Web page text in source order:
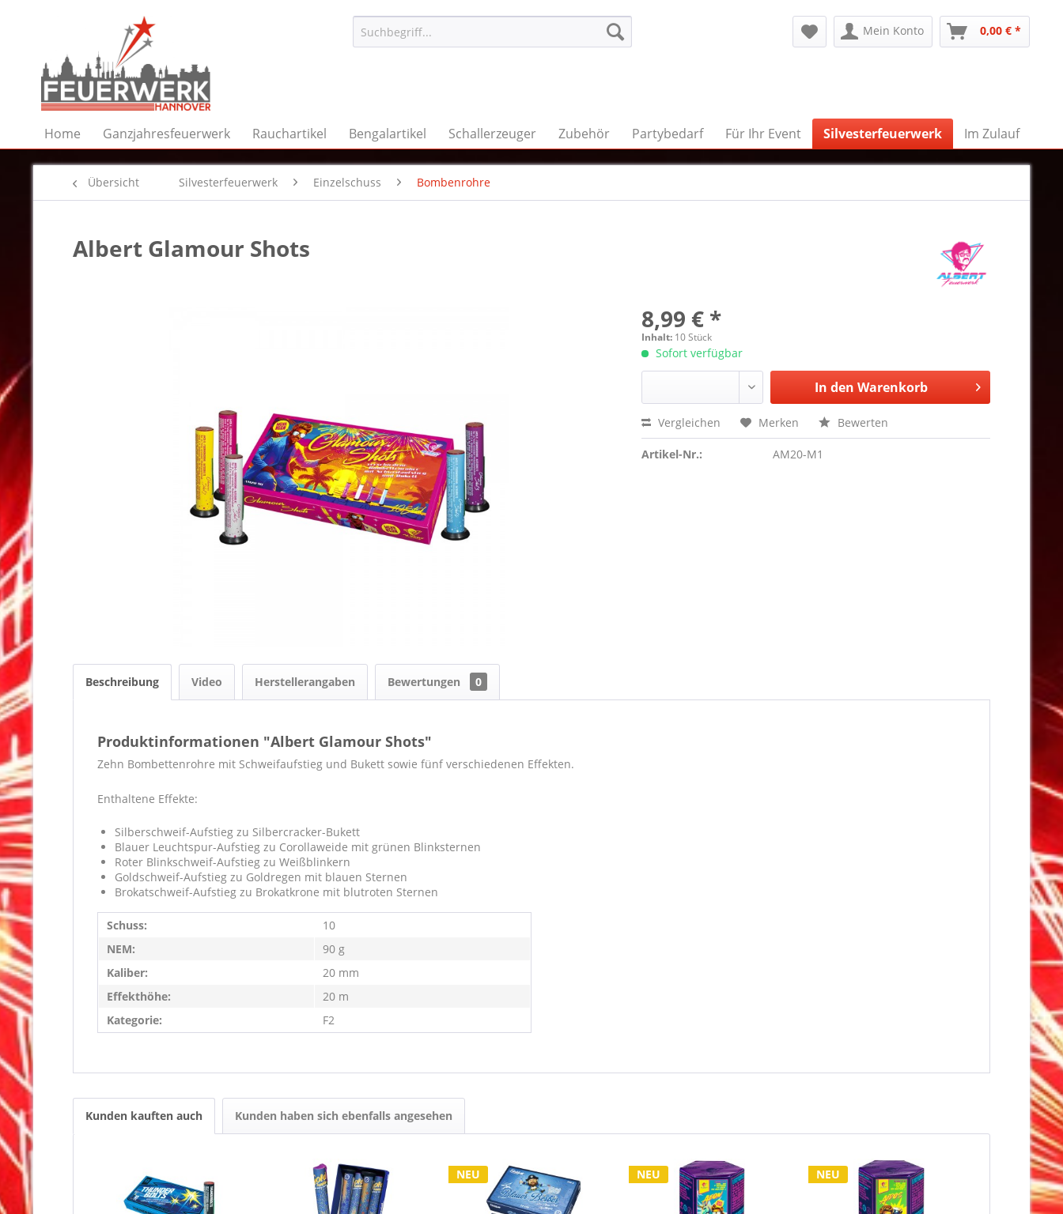
Mein Konto 0,00 € *
Home Ganzjahresfeuerwerk Rauchartikel Bengalartikel Schallerzeuger Zubehör Partybedarf Für Ihr Event Silvesterfeuerwerk Im Zulauf
Übersicht Silvesterfeuerwerk Einzelschuss Bombenrohre
Albert Glamour Shots
8,99 € *
Inhalt: 10 Stück
Sofort verfügbar
In den Warenkorb
Vergleichen Merken Bewerten
Artikel-Nr.: AM20-M1
Beschreibung Video Herstellerangaben Bewertungen 0
Produktinformationen "Albert Glamour Shots"
Zehn Bombettenrohre mit Schweifaufstieg und Bukett sowie fünf verschiedenen Effekten.
Enthaltene Effekte:
Silberschweif-Aufstieg zu Silbercracker-Bukett
Blauer Leuchtspur-Aufstieg zu Corollaweide mit grünen Blinksternen
Roter Blinkschweif-Aufstieg zu Weißblinkern
Goldschweif-Aufstieg zu Goldregen mit blauen Sternen
Brokatschweif-Aufstieg zu Brokatkrone mit blutroten Sternen
Schuss:
10
NEM:
90 g
Kaliber:
20 mm
Effekthöhe:
20 m
Kategorie:
F2
Kunden kauften auch Kunden haben sich ebenfalls angesehen
NEU NEU NEU